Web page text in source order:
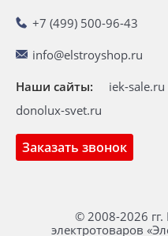
+7 (499) 500-96-43
info@elstroyshop.ru
Заказать звонок
Наши сайты: iek-sale.ru
donolux-svet.ru
© 2008-2026 гг.
электротоваров